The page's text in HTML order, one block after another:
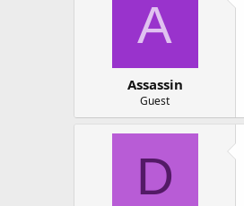
A
Assassin
Guest
D